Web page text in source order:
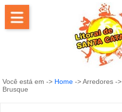
Você está em -> Home -> Arredores ->
Brusque